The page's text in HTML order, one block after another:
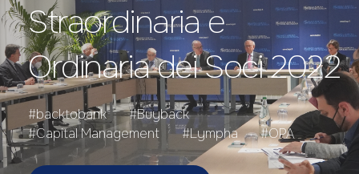
Straordinaria e
Ordinaria dei Soci 2022
#backtobank
#Buyback
#Capital Management
#Lympha #OPA